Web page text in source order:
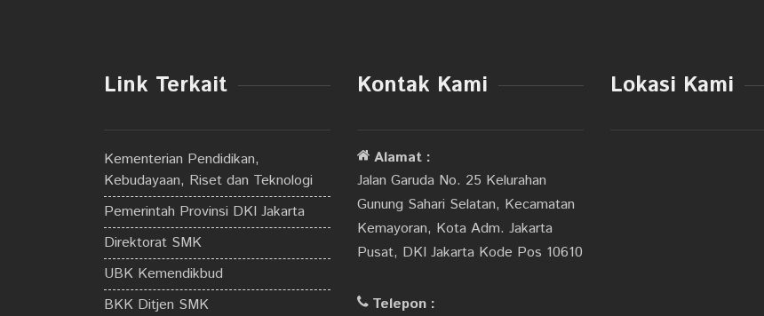
Link Terkait
Kementerian Pendidikan,
Kebudayaan, Riset dan Teknologi
Pemerintah Provinsi DKI Jakarta
Direktorat SMK
UBK Kemendikbud
BKK Ditjen SMK
Kontak Kami
Alamat :
Jalan Garuda No. 25 Kelurahan
Gunung Sahari Selatan, Kecamatan
Kemayoran, Kota Adm. Jakarta
Pusat, DKI Jakarta Kode Pos 10610
Telepon :
Lokasi Kami